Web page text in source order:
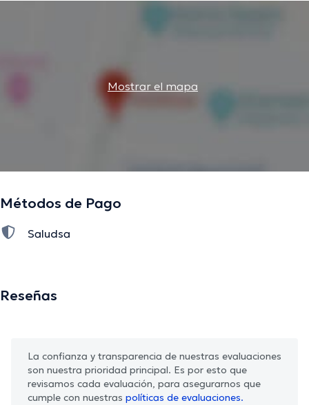
Mostrar el mapa
Métodos de Pago
Saludsa
Reseñas
La confianza y transparencia de nuestras evaluaciones
son nuestra prioridad principal. Es por esto que
revisamos cada evaluación, para asegurarnos que
cumple con nuestras políticas de evaluaciones.